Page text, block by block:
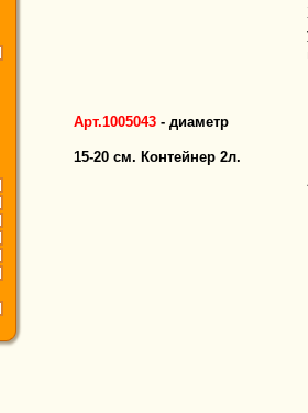
Арт.1005043 - диаметр
15-20 см. Контейнер 2л.